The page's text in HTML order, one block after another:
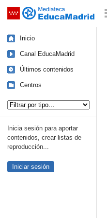
Saltar navegación
Inicio
Canal EducaMadrid
Últimos contenidos
Centros
Inicia sesión para aportar
contenidos, crear listas de
reproducción...
Iniciar sesión